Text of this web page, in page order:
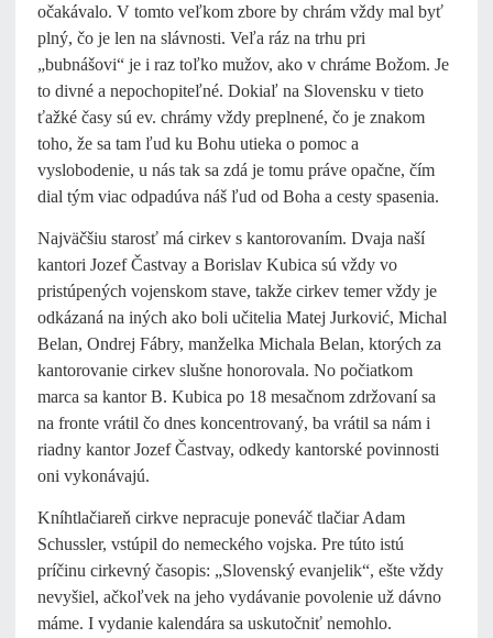
očakávalo. V tomto veľkom zbore by chrám vždy mal byť
plný, čo je len na slávnosti. Veľa ráz na trhu pri
„bubnášovi“ je i raz toľko mužov, ako v chráme Božom. Je
to divné a nepochopiteľné. Dokiaľ na Slovensku v tieto
ťažké časy sú ev. chrámy vždy preplnené, čo je znakom
toho, že sa tam ľud ku Bohu utieka o pomoc a
vyslobodenie, u nás tak sa zdá je tomu práve opačne, čím
dial tým viac odpadúva náš ľud od Boha a cesty spasenia.
Najväčšiu starosť má cirkev s kantorovaním. Dvaja naší
kantori Jozef Častvay a Borislav Kubica sú vždy vo
pristúpených vojenskom stave, takže cirkev temer vždy je
odkázaná na iných ako boli učitelia Matej Jurković, Michal
Belan, Ondrej Fábry, manželka Michala Belan, ktorých za
kantorovanie cirkev slušne honorovala. No počiatkom
marca sa kantor B. Kubica po 18 mesačnom zdržovaní sa
na fronte vrátil čo dnes koncentrovaný, ba vrátil sa nám i
riadny kantor Jozef Častvay, odkedy kantorské povinnosti
oni vykonávajú.
Kníhtlačiareň cirkve nepracuje poneváč tlačiar Adam
Schussler, vstúpil do nemeckého vojska. Pre túto istú
príčinu cirkevný časopis: „Slovenský evanjelik“, ešte vždy
nevyšiel, ačkoľvek na jeho vydávanie povolenie už dávno
máme. I vydanie kalendára sa uskutočniť nemohlo.